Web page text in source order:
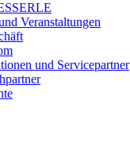
Veranstaltungen
und Servicepartner